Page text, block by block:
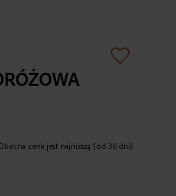
cena jest najniższą (od 30 dni).